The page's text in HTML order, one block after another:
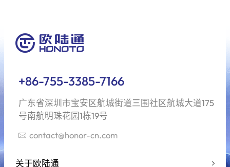
+86-755-3385-7166
广东省深圳市宝安区航城街道三围社区航城大道175
号南航明珠花园1栋19号
contact@honor-cn.com
关于欧陆通